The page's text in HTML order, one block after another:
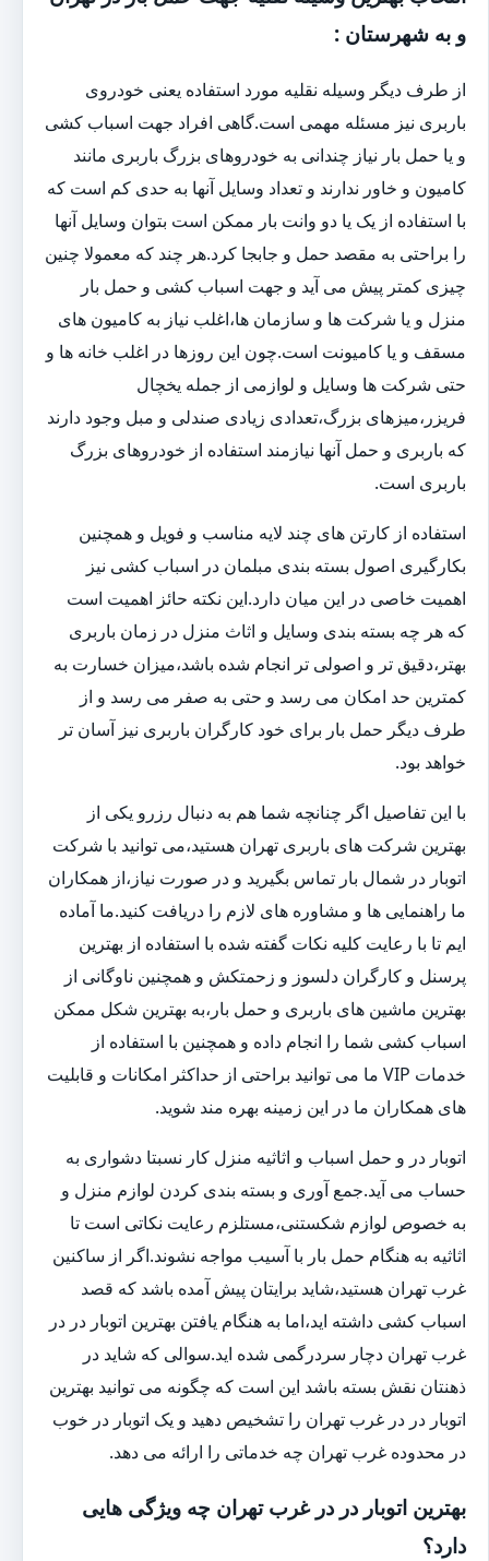
و به شهرستان :
از طرف دیگر وسیله نقلیه مورد استفاده یعنی خودروی
باربری نیز مسئله مهمی است.گاهی افراد جهت اسباب کشی
و یا حمل بار نیاز چندانی به خودروهای بزرگ باربری مانند
کامیون و خاور ندارند و تعداد وسایل آنها به حدی کم است که
با استفاده از یک یا دو وانت بار ممکن است بتوان وسایل آنها
را براحتی به مقصد حمل و جابجا کرد.هر چند که معمولا چنین
چیزی کمتر پیش می آید و جهت اسباب کشی و حمل بار
منزل و یا شرکت ها و سازمان ها،اغلب نیاز به کامیون های
مسقف و یا کامیونت است.چون این روزها در اغلب خانه ها و
حتی شرکت ها وسایل و لوازمی از جمله یخچال
فریزر،میزهای بزرگ،تعدادی زیادی صندلی و مبل وجود دارند
که باربری و حمل آنها نیازمند استفاده از خودروهای بزرگ
باربری است.
استفاده از کارتن های چند لایه مناسب و فویل و همچنین
بکارگیری اصول بسته بندی مبلمان در اسباب کشی نیز
اهمیت خاصی در این میان دارد.این نکته حائز اهمیت است
که هر چه بسته بندی وسایل و اثاث منزل در زمان باربری
بهتر،دقیق تر و اصولی تر انجام شده باشد،میزان خسارت به
کمترین حد امکان می رسد و حتی به صفر می رسد و از
طرف دیگر حمل بار برای خود کارگران باربری نیز آسان تر
خواهد بود.
با این تفاصیل اگر چنانچه شما هم به دنبال رزرو یکی از
بهترین شرکت های باربری تهران هستید،می توانید با شرکت
اتوبار در شمال بار تماس بگیرید و در صورت نیاز،از همکاران
ما راهنمایی ها و مشاوره های لازم را دریافت کنید.ما آماده
ایم تا با رعایت کلیه نکات گفته شده با استفاده از بهترین
پرسنل و کارگران دلسوز و زحمتکش و همچنین ناوگانی از
بهترین ماشین های باربری و حمل بار،به بهترین شکل ممکن
اسباب کشی شما را انجام داده و همچنین با استفاده از
خدمات VIP ما می توانید براحتی از حداکثر امکانات و قابلیت
های همکاران ما در این زمینه بهره مند شوید.
اتوبار در و حمل اسباب و اثاثیه منزل کار نسبتا دشواری به
حساب می آید.جمع آوری و بسته بندی کردن لوازم منزل و
به خصوص لوازم شکستنی،مستلزم رعایت نکاتی است تا
اثاثیه به هنگام حمل بار با آسیب مواجه نشوند.اگر از ساکنین
غرب تهران هستید،شاید برایتان پیش آمده باشد که قصد
اسباب کشی داشته اید،اما به هنگام یافتن بهترین اتوبار در در
غرب تهران دچار سردرگمی شده اید.سوالی که شاید در
ذهنتان نقش بسته باشد این است که چگونه می توانید بهترین
اتوبار در در غرب تهران را تشخیص دهید و یک اتوبار در خوب
در محدوده غرب تهران چه خدماتی را ارائه می دهد.
بهترین اتوبار در در غرب تهران چه ویژگی هایی
دارد؟